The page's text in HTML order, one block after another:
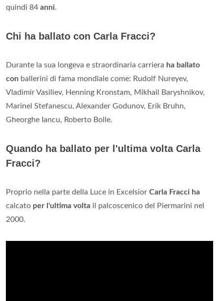
quindi 84 anni.
Chi ha ballato con Carla Fracci?
Durante la sua longeva e straordinaria carriera ha ballato
con ballerini di fama mondiale come: Rudolf Nureyev,
Vladimir Vasiliev, Henning Kronstam, Mikhail Baryshnikov,
Marinel Stefanescu, Alexander Godunov, Erik Bruhn,
Gheorghe Iancu, Roberto Bolle.
Quando ha ballato per l'ultima volta Carla
Fracci?
Proprio nella parte della Luce in Excelsior Carla Fracci ha
calcato per l'ultima volta il palcoscenico del Piermarini nel
2000.